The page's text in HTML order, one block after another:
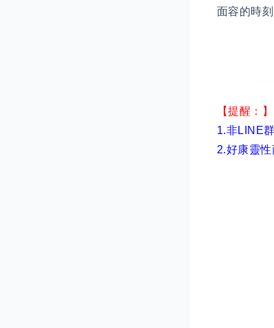
面容的時
【提醒：】
1.非LINE
2.好康靈